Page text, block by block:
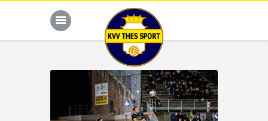
JONG THES